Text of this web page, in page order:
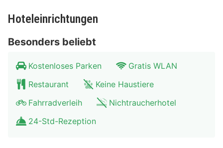
angeboten.
Zum Angebot gehören kostenlose Zeitungen in der
Gepäckaufbewahrung. Vor Ort gibt es Folgendes:
Parken ohne Service (kostenlos).
Buche einen Aufenthalt in einem der 46 Zimmer mit
(kostenlos) ist ebenso verfügbar wie Kabelempfang.
Hoteleinrichtungen
Besonders beliebt
Kostenloses Parken
Gratis WLAN
Restaurant
Keine Haustiere
Fahrradverleih
Nichtraucherhotel
24-Std-Rezeption